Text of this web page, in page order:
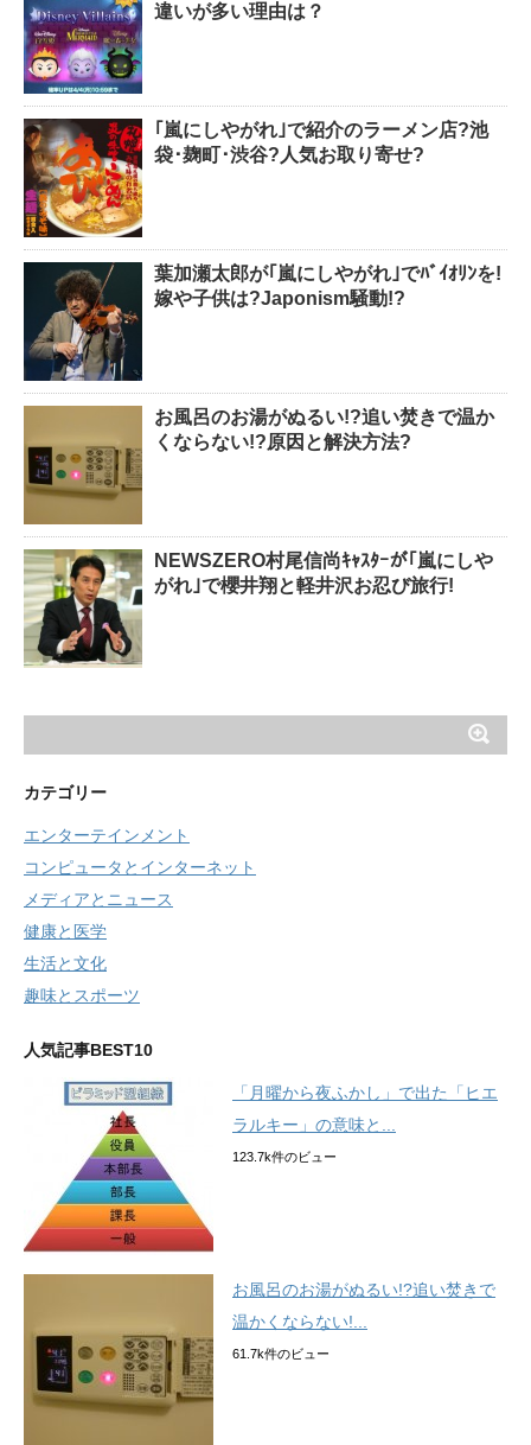
違いが多い理由は？
｢嵐にしやがれ｣で紹介のラーメン店?池
袋･麹町･渋谷?人気お取り寄せ?
葉加瀬太郎が｢嵐にしやがれ｣でﾊﾞｲｵﾘﾝを!
嫁や子供は?Japonism騒動!?
お風呂のお湯がぬるい!?追い焚きで温か
くならない!?原因と解決方法?
NEWSZERO村尾信尚ｷｬｽﾀｰが｢嵐にしや
がれ｣で櫻井翔と軽井沢お忍び旅行!
カテゴリー
エンターテインメント
コンピュータとインターネット
メディアとニュース
健康と医学
生活と文化
趣味とスポーツ
人気記事BEST10
「月曜から夜ふかし」で出た「ヒエ
ラルキー」の意味と...
123.7k件のビュー
お風呂のお湯がぬるい!?追い焚きで
温かくならない!...
61.7k件のビュー